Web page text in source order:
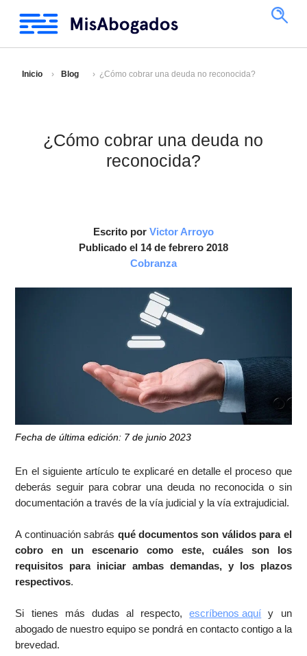
Inicio Blog ¿Cómo cobrar una deuda no reconocida?
¿Cómo cobrar una deuda no
reconocida?
Escrito por Victor Arroyo
Publicado el 14 de febrero 2018
Cobranza
Fecha de última edición: 7 de junio 2023
En el siguiente artículo te explicaré en detalle el proceso que
deberás seguir para cobrar una deuda no reconocida o sin
documentación a través de la vía judicial y la vía extrajudicial.
A continuación sabrás qué documentos son válidos para el
cobro en un escenario como este, cuáles son los
requisitos para iniciar ambas demandas, y los plazos
respectivos.
Si tienes más dudas al respecto,escríbenos aquí y un
abogado de nuestro equipo se pondrá en contacto contigo a la
brevedad.